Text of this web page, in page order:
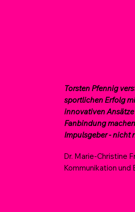
Torsten Pfennig
sportlichen Erfolg
innovativen
Fanbindung
Impulsgeber - nicht
Dr. Marie-Christine
Kommunikation und